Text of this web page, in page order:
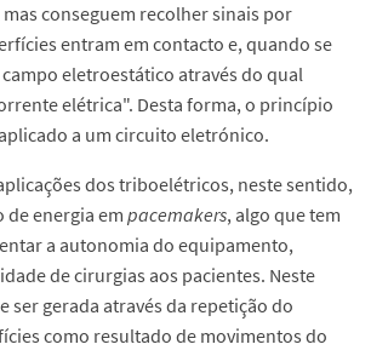
conseguem recolher sinais por
entram em contacto e, quando se
eletroestático através do qual
elétrica". Desta forma, o princípio
a um circuito eletrónico.
dos triboelétricos, neste sentido,
de energia em pacemakers, algo que tem
a autonomia do equipamento,
de cirurgias aos pacientes. Neste
ser gerada através da repetição do
como resultado de movimentos do